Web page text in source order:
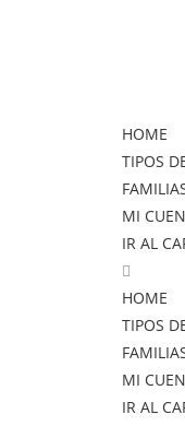
HOME
TIPOS
MI
IR AL
HOME
TIPOS
MI
IR AL